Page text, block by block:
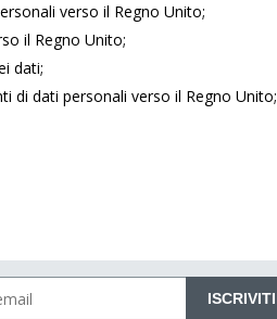
verso il Regno Unito;
il Regno Unito;
dati;
di dati personali verso il Regno Unito;
ISCRIVITI